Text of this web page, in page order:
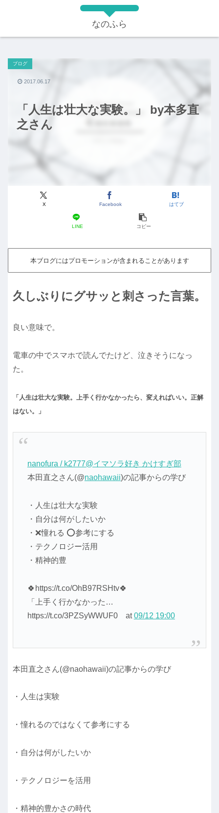
なのふら
「人生は壮大な実験。」 by本多直
之さん
ブログ
X Facebook はてブ
LINE コピー
2017.06.17
本ブログにはプロモーションが含まれることがあります
久しぶりにグサッと刺さった言葉。
良い意味で。
電車の中でスマホで読んでたけど、泣きそうになっ
た。
「人生は壮大な実験。上手く行かなかったら、変えればいい。正解
はない。」
nanofura / k2777@イマソラ好き かけすぎ部
本田直之さん(@naohawaii)の記事からの学び
・人生は壮大な実験
・自分は何がしたいか
・❌憧れる ⭕参考にする
・テクノロジー活用
・精神的豊
🍀https://t.co/OhB97RSHtv🍀
「上手く行かなかった…
https://t.co/3PZSyWWUF0at09/12 19:00
本田直之さん(@naohawaii)の記事からの学び
・人生は実験
・憧れるのではなくて参考にする
・自分は何がしたいか
・テクノロジーを活用
・精神的豊かさの時代